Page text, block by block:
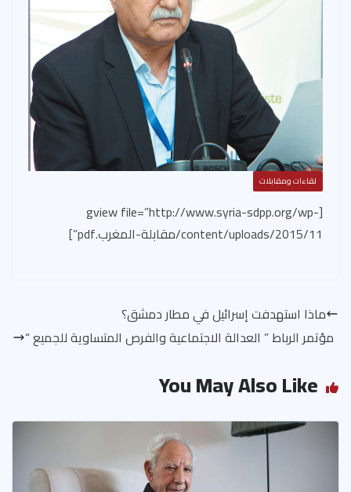
لقاءات ومقابلات
[gview file=”http://www.syria-sdpp.org/wp-
content/uploads/2015/11/مقابلة-المغرب.pdf”]
ماذا استهدفت إسرائيل في مطار دمشق؟
مؤتمر الرباط ” العدالة الاجتماعية والفرص المتساوية للجميع “
You May Also Like